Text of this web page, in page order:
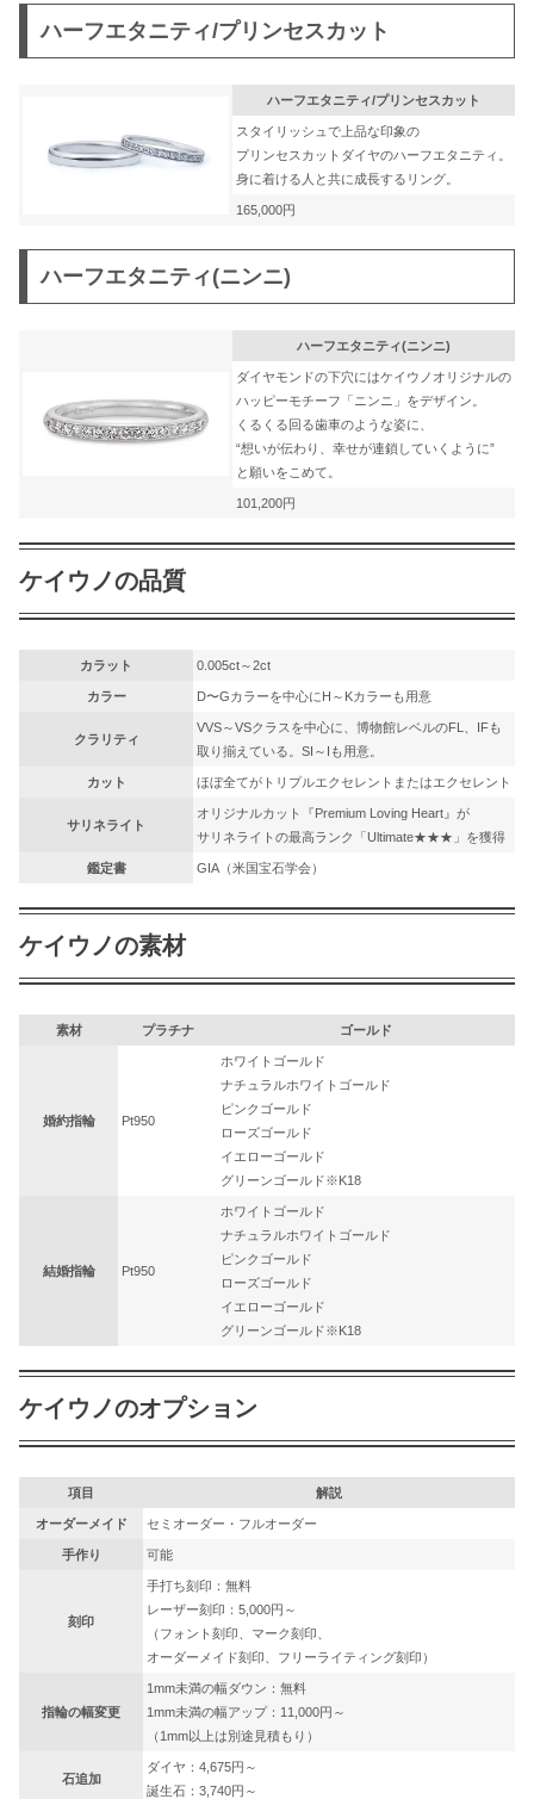
ハーフエタニティ/プリンセスカット
ハーフエタニティ/プリンセスカット
スタイリッシュで上品な印象の
プリンセスカットダイヤのハーフエタニティ。
身に着ける人と共に成長するリング。
165,000円
ハーフエタニティ(ニンニ)
ハーフエタニティ(ニンニ)
ダイヤモンドの下穴にはケイウノオリジナルの
ハッピーモチーフ「ニンニ」をデザイン。
くるくる回る歯車のような姿に、
“想いが伝わり、幸せが連鎖していくように”
と願いをこめて。
101,200円
ケイウノの品質
カラット 0.005ct～2ct
カラー D〜Gカラーを中心にH～Kカラーも用意
クラリティ
VVS～VSクラスを中心に、博物館レベルのFL、IFも
取り揃えている。SI～Iも用意。
カット ほぼ全てがトリプルエクセレントまたはエクセレント
サリネライト
オリジナルカット『Premium Loving Heart』が
サリネライトの最高ランク「Ultimate★★★」を獲得
鑑定書 GIA（米国宝石学会）
ケイウノの素材
素材 プラチナ ゴールド
婚約指輪 Pt950
ホワイトゴールド
ナチュラルホワイトゴールド
ピンクゴールド
ローズゴールド
イエローゴールド
グリーンゴールド※K18
結婚指輪 Pt950
ホワイトゴールド
ナチュラルホワイトゴールド
ピンクゴールド
ローズゴールド
イエローゴールド
グリーンゴールド※K18
ケイウノのオプション
項目 解説
オーダーメイド セミオーダー・フルオーダー
手作り 可能
刻印
手打ち刻印：無料
レーザー刻印：5,000円～
（フォント刻印、マーク刻印、
オーダーメイド刻印、フリーライティング刻印）
指輪の幅変更
1mm未満の幅ダウン：無料
1mm未満の幅アップ：11,000円～
（1mm以上は別途見積もり）
石追加
ダイヤ：4,675円～
誕生石：3,740円～